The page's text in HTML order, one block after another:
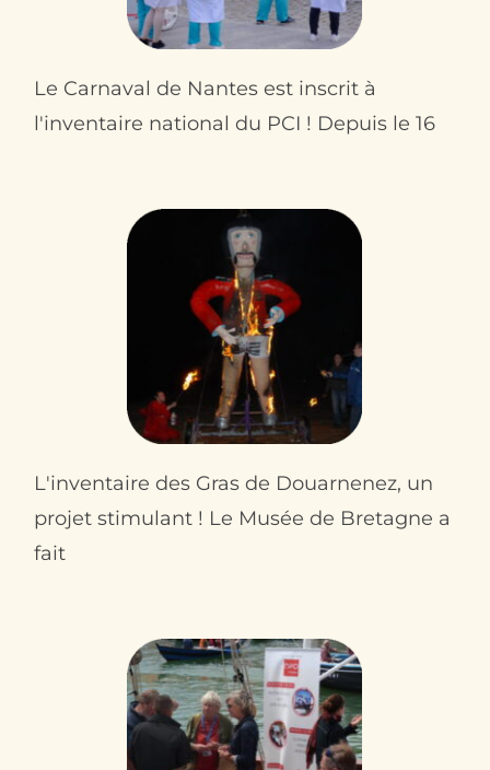
Le Carnaval de Nantes est inscrit à
l'inventaire national du PCI ! Depuis le 16
L'inventaire des Gras de Douarnenez, un
projet stimulant ! Le Musée de Bretagne a
fait